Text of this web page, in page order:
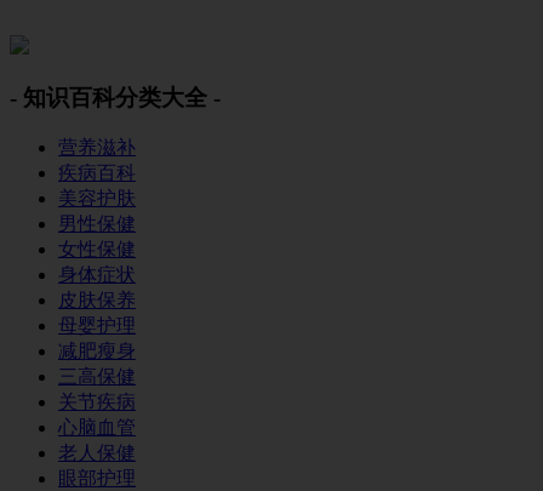
- 知识百科分类大全 -
营养滋补
疾病百科
美容护肤
男性保健
女性保健
身体症状
皮肤保养
母婴护理
减肥瘦身
三高保健
关节疾病
心脑血管
老人保健
眼部护理